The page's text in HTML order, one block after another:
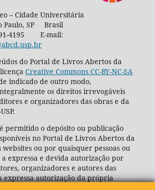
– Cidade Universitária
Paulo, SP Brasil
4195 E-mail:
do Portal de Livros Abertos da
Creative Commons CC-BY-NC-SA
indicado de outro modo,
os direitos irrevogáveis
e organizadores das obras e da
permitido o depósito ou publicação
no Portal de Livros Abertos da
websites ou por quaisquer pessoas ou
a expressa e devida autorização por
organizadores e autores das
expressa autorização da própria